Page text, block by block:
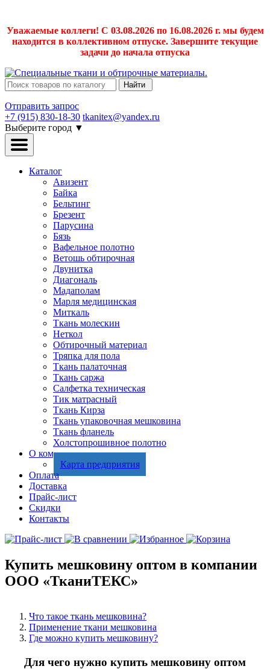
Уважаемые коллеги! С 03.08.2026 по 16.08.2026 г. мы будем
находится в коллективном отпуске. Завершите текущие
задачи до начала отпуска
Найти
Отправить запрос
+7 (915) 830-18-30 tkanitex@yandex.ru
Выберите город ▼
Каталог
Авизент
Байка
Бельтинг
Брезент
Парусина
Бязь
Вафельное полотно
Ветошь обтирочная
Двунитка
Диагональ
Мадаполам
Марля медицинская
Миткаль
Ткань молескин
Неткол
Обтирочный материал
Тряпка для пола
Ткань палаточная
Ткань саржа
Салфетка техническая
Тик матрасный
Ткань Кирза
Ткань упаковочная мешковина
Ткань фланель
Холстопрошивное полотно
О компании
Карта предприятия
Оплата
Доставка
Прайс-лист
Скидки
Контакты
Купить мешковину оптом в компании
ООО «ТканиТЕКС»
Что такое ткань мешковина?
Применение ткани мешковина
Где можно купить мешковину?
Для чего нужно купить мешковину оптом